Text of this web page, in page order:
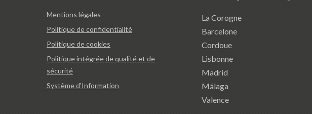
Mentions légales
Politique de confidentialité
Politique de cookies
Politique intégrée de qualité et de
sécurité
Système d'Information
La Corogne
Barcelone
Cordoue
Lisbonne
Madrid
Málaga
Valence